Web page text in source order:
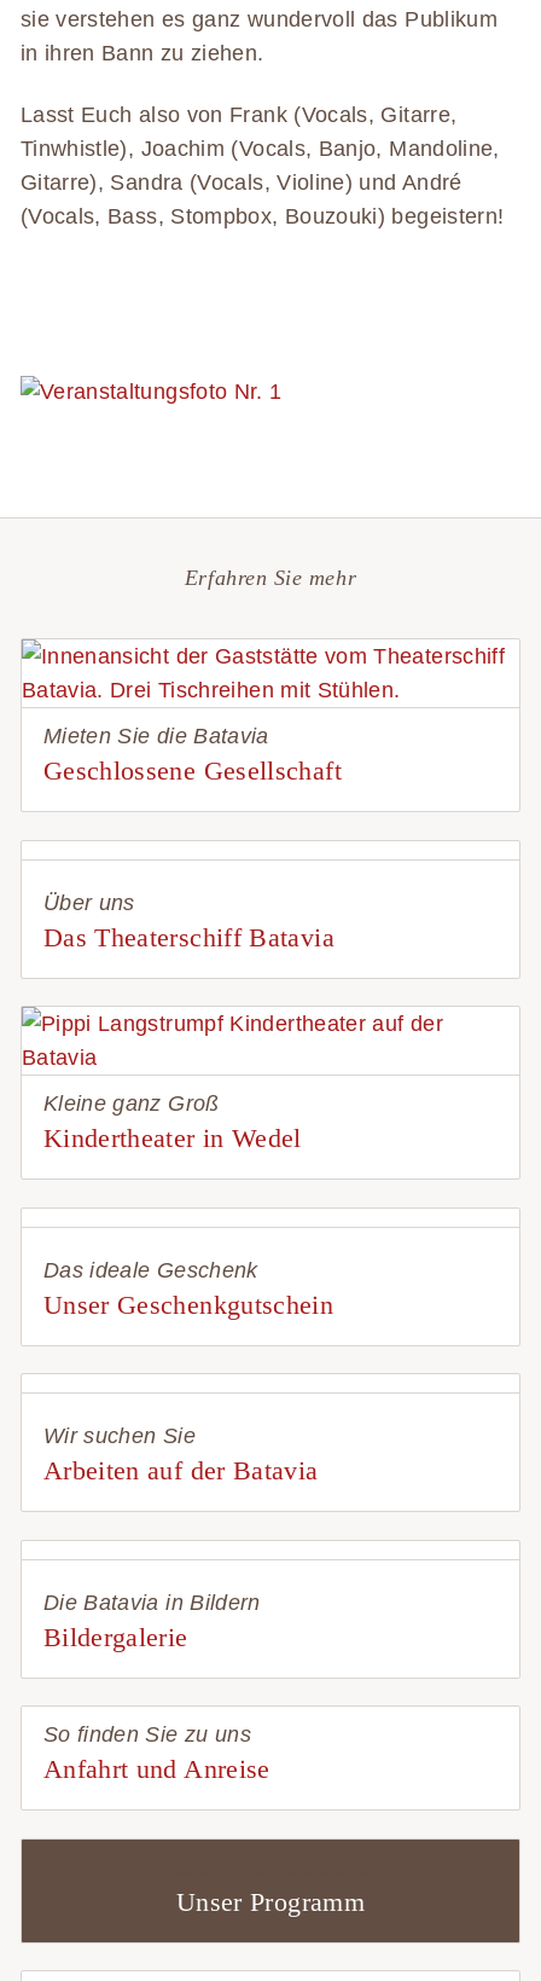
sie verstehen es ganz wundervoll das Publikum
in ihren Bann zu ziehen.
Lasst Euch also von Frank (Vocals, Gitarre,
Tinwhistle), Joachim (Vocals, Banjo, Mandoline,
Gitarre), Sandra (Vocals, Violine) und André
(Vocals, Bass, Stompbox, Bouzouki) begeistern!
Erfahren Sie mehr
Mieten Sie die Batavia
Geschlossene Gesellschaft
Über uns
Das Theaterschiff Batavia
Kleine ganz Groß
Kindertheater in Wedel
Das ideale Geschenk
Unser Geschenkgutschein
Wir suchen Sie
Arbeiten auf der Batavia
Die Batavia in Bildern
Bildergalerie
So finden Sie zu uns
Anfahrt und Anreise
Unser Programm